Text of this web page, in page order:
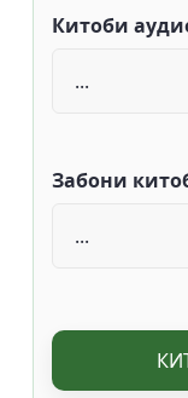
Китоби
Забони